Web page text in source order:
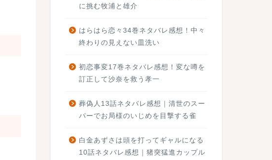
に挑む牧浦と雄介
はらはら恋々34巻ネタバレ感想！中々
終わりの見えない皿洗い
初恋事変17巻ネタバレ感想！変な噂を
訂正して沙奈を救う孝一
葬偽人13話ネタバレ感想｜清世のスー
パーでお局様のいじめを目撃する雀
白金あずさは頭を打ってギャルになる
10話ネタバレ感想｜猪突猛進カップル